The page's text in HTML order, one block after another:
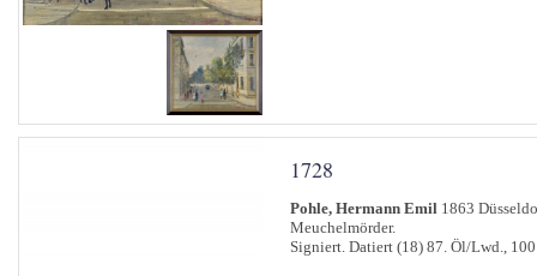
1728
Pohle, Hermann Emil 1863
Meuchelmörder.
Signiert. Datiert (18) 87. Öl/Lwd.,